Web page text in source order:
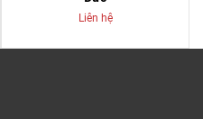
Liên hệ